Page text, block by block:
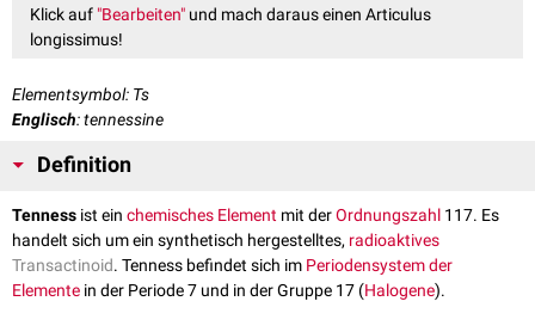
Klick auf "Bearbeiten" und mach daraus einen Articulus
longissimus!
Elementsymbol: Ts
Englisch: tennessine
Definition
Tenness ist ein chemisches Element mit derOrdnungszahl 117. Es
handelt sich um ein synthetisch hergestelltes, radioaktives
Transactinoid. Tenness befindet sich im Periodensystem der
Elemente in der Periode 7 und in der Gruppe 17 (Halogene).